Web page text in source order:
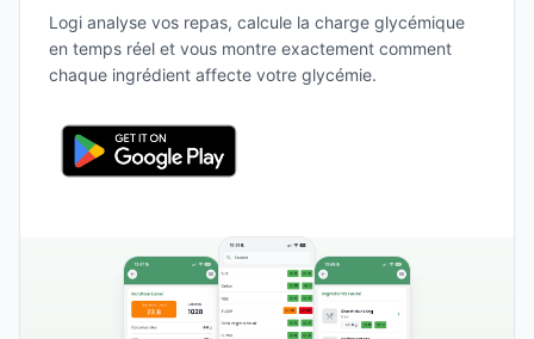
Logi analyse vos repas, calcule la charge glycémique
en temps réel et vous montre exactement comment
chaque ingrédient affecte votre glycémie.